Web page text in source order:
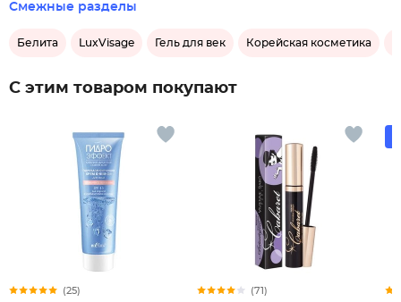
Смежные разделы
Белита LuxVisage Гель для век Корейская косметика
С этим товаром покупают
(25) (71)